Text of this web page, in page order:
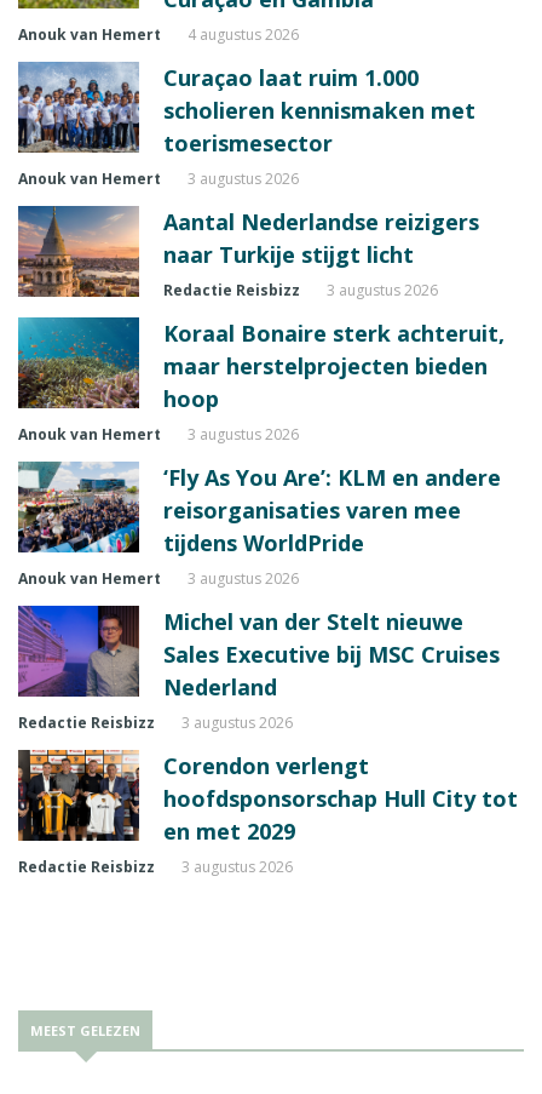
Anouk van Hemert 4 augustus 2026
Curaçao laat ruim 1.000
scholieren kennismaken met
toerismesector
Anouk van Hemert 3 augustus 2026
Aantal Nederlandse reizigers
naar Turkije stijgt licht
Redactie Reisbizz 3 augustus 2026
Koraal Bonaire sterk achteruit,
maar herstelprojecten bieden
hoop
Anouk van Hemert 3 augustus 2026
‘Fly As You Are’: KLM en andere
reisorganisaties varen mee
tijdens WorldPride
Anouk van Hemert 3 augustus 2026
Michel van der Stelt nieuwe
Sales Executive bij MSC Cruises
Nederland
Redactie Reisbizz 3 augustus 2026
Corendon verlengt
hoofdsponsorschap Hull City tot
en met 2029
Redactie Reisbizz 3 augustus 2026
MEEST GELEZEN